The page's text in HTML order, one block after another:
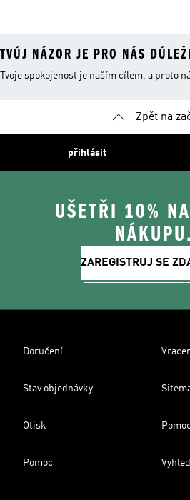
TVŮJ NÁZOR JE PRO NÁS
Tvoje spokojenost je naším cílem, a proto
Zpět na
přihlásit
UŠETŘI 10%
ZAREGISTRUJ SE
Doručení
Stav objednávky
Otisk Pomoc
Pomoc